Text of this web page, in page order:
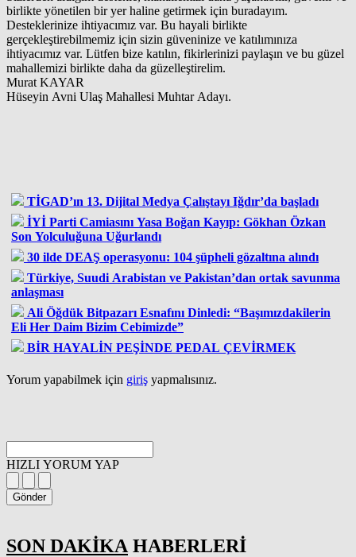
birlikte yönetilen bir yer haline getirmek için buradayım.
Desteklerinize ihtiyacımız var. Bu hayali birlikte
gerçekleştirebilmemiz için sizin güveninize ve katılımınıza
ihtiyacımız var. Lütfen bize katılın, fikirlerinizi paylaşın ve bu güzel
mahallemizi birlikte daha da güzelleştirelim.
Murat KAYAR
Hüseyin Avni Ulaş Mahallesi Muhtar Adayı.
TİGAD’ın 13. Dijital Medya Çalıştayı Iğdır’da başladı
İYİ Parti Camiasını Yasa Boğan Kayıp: Gökhan Özkan
Son Yolculuğuna Uğurlandı
30 ilde DEAŞ operasyonu: 104 şüpheli gözaltına alındı
Türkiye, Suudi Arabistan ve Pakistan’dan ortak savunma
anlaşması
Ali Öğdük Bitpazarı Esnafını Dinledi: “Başımızdakilerin
Eli Her Daim Bizim Cebimizde”
BİR HAYALİN PEŞİNDE PEDAL ÇEVİRMEK
Yorum yapabilmek için giriş yapmalısınız.
HIZLI YORUM YAP
Gönder
SON DAKİKA HABERLERİ